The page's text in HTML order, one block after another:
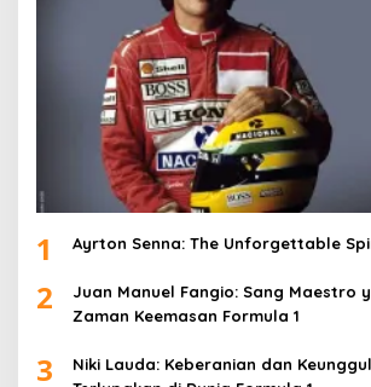
1 Ayrton Senna: The Unforgettable
2
Juan Manuel Fangio: Sang Maestro
Zaman Keemasan Formula 1
3
Niki Lauda: Keberanian dan